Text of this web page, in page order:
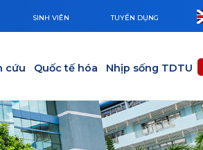
SINH VIÊN TUYỂN DỤNG
cứu Quốc tế hóa Nhịp sống TDTU